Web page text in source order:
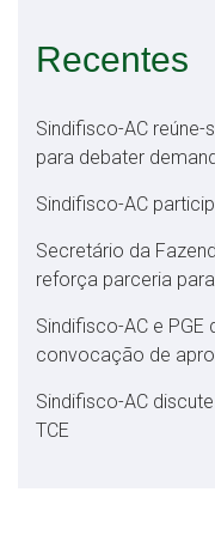
Recentes
Sindifisco-AC
para debater
Sindifisco-AC
Secretário da
reforça parceria
Sindifisco-AC e
convocação de
Sindifisco-AC
TCE